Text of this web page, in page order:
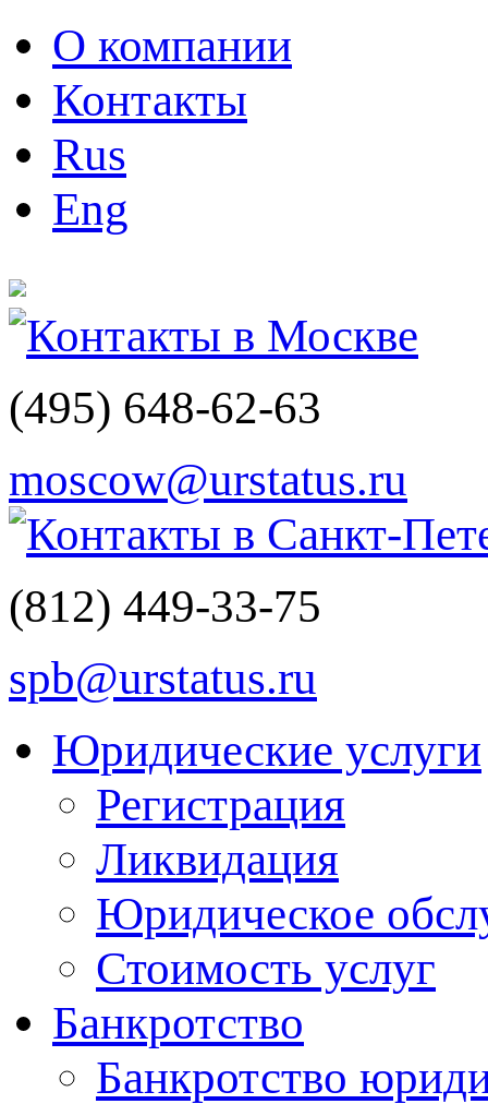
О компании
Контакты
Rus
Eng
Контакты в Москве
(495) 648-62-63
moscow@urstatus.ru
Контакты в Санкт-
(812) 449-33-75
spb@urstatus.ru
Юридические услуги
Регистрация
Ликвидация
Юридическое
Стоимость услуг
Банкротство
Банкротство